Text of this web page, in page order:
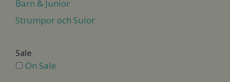
Barn & Junior
Strumpor och Sulor
Sale
On Sale